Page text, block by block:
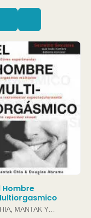
Hombre
MANTAK Y